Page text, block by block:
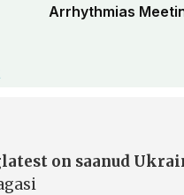
Arrhythmias
on saanud